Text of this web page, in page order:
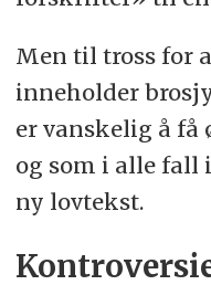
Men til tross for
inneholder
er vanskelig å få
og som i alle
ny lovtekst.